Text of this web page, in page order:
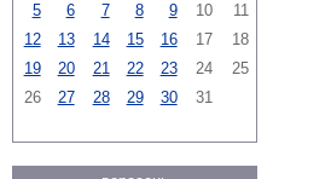
5
6 7 8 9 10
11
12
13 14 15 16 17
18
19
20 21 22 23 24
25
26
27 28 29 30 31